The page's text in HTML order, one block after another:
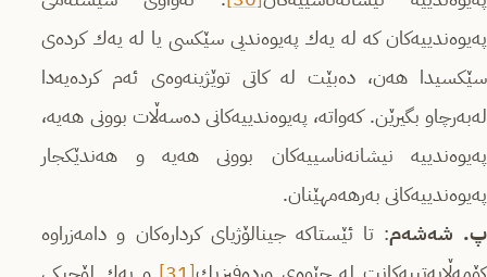
په‌یوه‌ندییه‌كان كه‌ له‌ یه‌ك په‌یوه‌ندیی سێكسی یا له‌ یه‌ك كرده‌ی
سێكسیدا هه‌ن، ده‌بێت له‌ كاتی توێژینه‌وه‌ی ئه‌م كرده‌یه‌دا
له‌به‌رچاو بگیرێن. كه‌واته‌، په‌یوه‌ندییه‌كانی ده‌سه‌ڵات بوونی هه‌یه‌،
په‌یوه‌ندییه‌ نیشانه‌ناسییه‌كان بوونی هه‌یه‌ و هه‌ندێكجار
په‌یوه‌ندییه‌كانی به‌رهه‌مهێنان.
پ. شه‌شه‌م: تا ئێستاكه‌ جینالۆژیای كرداره‌كان و دامه‌زراوه‌